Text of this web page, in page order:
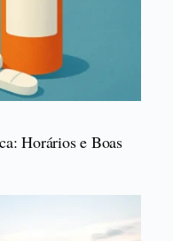
Horários e Boas